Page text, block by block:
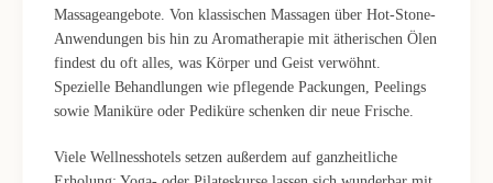
Massageangebote. Von klassischen Massagen über Hot-Stone-
Anwendungen bis hin zu Aromatherapie mit ätherischen Ölen
findest du oft alles, was Körper und Geist verwöhnt.
Spezielle Behandlungen wie pflegende Packungen, Peelings
sowie Maniküre oder Pediküre schenken dir neue Frische.
Viele Wellnesshotels setzen außerdem auf ganzheitliche